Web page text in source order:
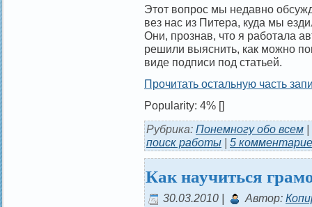
Этот вопрос мы недавно
вез нас из Питера, куда мы
Они, прознав, что я работала
решили выяснить, как можно
виде подписи под статьей.
Прочитать остальную часть
Popularity: 4% []
Рубрика: Понемногу обо всем
поиск работы
5
Как научиться
30.03.2010 | Автор: